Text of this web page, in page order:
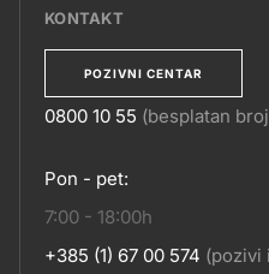
APLIKACIJE
KONTAKT
POZIVNI CENTAR
KONTAKT
0800 10 55 (besplatan
Pon - pet:
7:00 - 18:00h
+385 (1) 67 00 574 (pozivi